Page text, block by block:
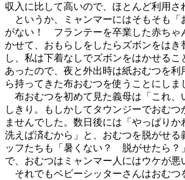
収入に比して高いので、ほとんど利用さ
というか、ミャンマーにはそもそも「
がない！ フランテーを卒業した赤ちゃ
かせて、おもらしをしたらズボンをはき
し、私は下着なしでズボンをはかせるこ
あったので、夜と外出時は紙おむつを利
ら持ってきた布おむつを使うことにしま
布おむつを初めて見た義母は「これ、
しきり。もしかしてタウンジーでおむ
ませんでした。数日後には「やっぱりか
洗えば済むから」と、おむつを脱がせる
ッフたちも「暑くない？ 脱がせたら？
で、おむつはミャンマー人にはウケが
それでもベビーシッターさんはおむつ